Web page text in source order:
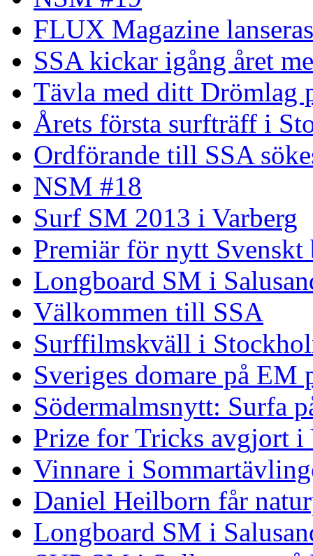
FLUX Magazine lanseras
SSA kickar igång året
Tävla med ditt Drömlag
Årets första surfträff i
Ordförande till SSA
NSM #18
Surf SM 2013 i Varberg
Premiär för nytt Svenskt
Longboard SM i
Välkommen till SSA
Surffilmskväll i
Sveriges domare på EM
Södermalmsnytt: Surfa
Prize for Tricks avgjort i
Vinnare i
Daniel Heilborn får
Longboard SM i